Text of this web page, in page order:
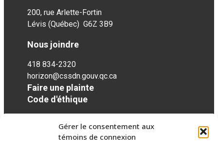
Gérer le consentement aux
témoins de connexion
200, rue Arlette-Fortin
Lévis (Québec) G6Z 3B9
Nous joindre
418 834-2320
horizon@cssdn.gouv.qc.ca
Faire une plainte
Code d'éthique
Réseaux sociaux